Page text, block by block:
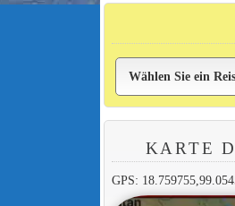
KARTE
GPS: